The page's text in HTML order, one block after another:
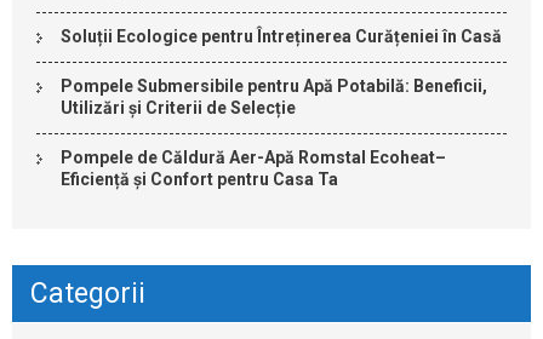
Soluții Ecologice pentru Întreținerea Curățeniei în Casă
Pompele Submersibile pentru Apă Potabilă: Beneficii,
Utilizări și Criterii de Selecție
Pompele de Căldură Aer-Apă Romstal Ecoheat–
Eficiență și Confort pentru Casa Ta
Categorii